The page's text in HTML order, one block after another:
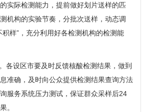
实际检测能力，提前做好划片送样的匹
机构的实验节奏，分批次送样，动态调
积样”，充分利用好各检测机构的检测能
设区市要及时反馈核酸检测结果，做到
准确，及时向公众提供检测结果查询方法
服务系统压力测试，保证群众采样后24
。